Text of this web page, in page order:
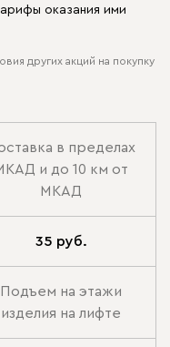
оказания ими
других акций на покупку
в пределах
и до 10 км от
МКАД
35 руб.
Подъем на этажи
изделия на лифте